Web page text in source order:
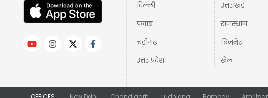
दिल्ली
पंजाब
चंडीगढ़
उत्तर प्रदेश
उत्तराखंड
राजस्थान
बिज़नेस
खेल
OFFICES : New Delhi Chandigarh Ludhiana Bombay Amritsar